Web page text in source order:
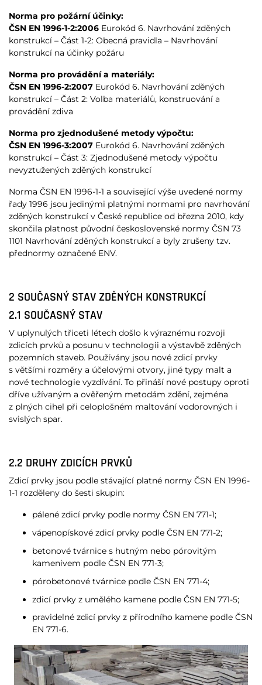
Norma pro požární účinky:
ČSN EN 1996-1-2:2006 Eurokód 6. Navrhování zděných
konstrukcí – Část 1-2: Obecná pravidla – Navrhování
konstrukcí na účinky požáru
Norma pro provádění a materiály:
ČSN EN 1996-2:2007 Eurokód 6. Navrhování zděných
konstrukcí – Část 2: Volba materiálů, konstruování a
provádění zdiva
Norma pro zjednodušené metody výpočtu:
ČSN EN 1996-3:2007 Eurokód 6. Navrhování zděných
konstrukcí – Část 3: Zjednodušené metody výpočtu
nevyztužených zděných konstrukcí
Norma ČSN EN 1996-1-1 a související výše uvedené normy
řady 1996 jsou jedinými platnými normami pro navrhování
zděných konstrukcí v České republice od března 2010, kdy
skončila platnost původní československé normy ČSN 73
1101 Navrhování zděných konstrukcí a byly zrušeny tzv.
přednormy označené ENV.
2 SOUČASNÝ STAV ZDĚNÝCH KONSTRUKCÍ
2.1 SOUČASNÝ STAV
V uplynulých třiceti létech došlo k výraznému rozvoji
zdicích prvků a posunu v technologii a výstavbě zděných
pozemních staveb. Používány jsou nové zdicí prvky
s většími rozměry a účelovými otvory, jiné typy malt a
nové technologie vyzdívání. To přináší nové postupy oproti
dříve užívaným a ověřeným metodám zdění, zejména
z plných cihel při celoplošném maltování vodorovných i
svislých spar.
2.2 DRUHY ZDICÍCH PRVKŮ
Zdicí prvky jsou podle stávající platné normy ČSN EN 1996-
1-1 rozděleny do šesti skupin:
pálené zdicí prvky podle normy ČSN EN 771-1;
vápenopískové zdicí prvky podle ČSN EN 771-2;
betonové tvárnice s hutným nebo pórovitým
kamenivem podle ČSN EN 771-3;
pórobetonové tvárnice podle ČSN EN 771-4;
zdicí prvky z umělého kamene podle ČSN EN 771-5;
pravidelné zdicí prvky z přírodního kamene podle ČSN
EN 771-6.